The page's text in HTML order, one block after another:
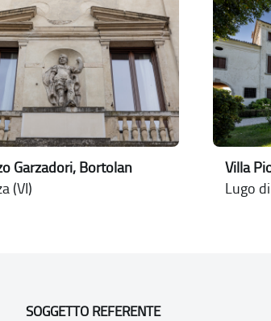
Garzadori, Bortolan
(VI)
Villa
Lugo
SOGGETTO REFERENTE